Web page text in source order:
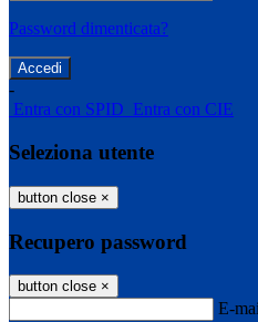
Password dimenticata?
-
Entra con SPID Entra con CIE
Seleziona utente
button close ×
Recupero password
button close ×
E-